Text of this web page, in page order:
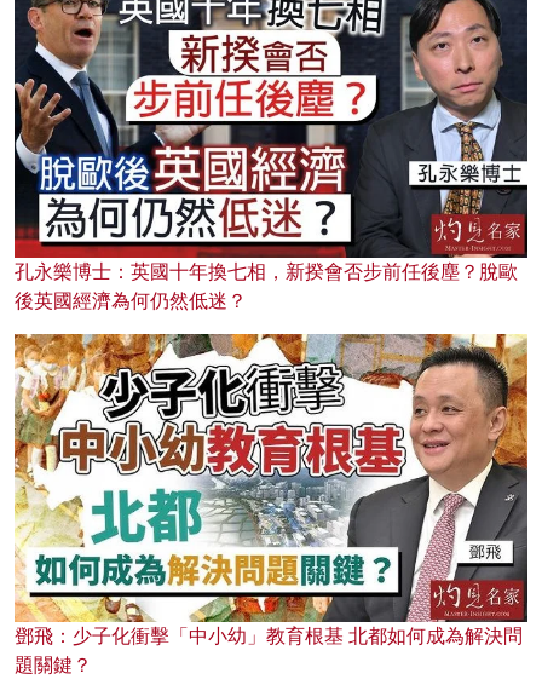
孔永樂博士：英國十年換七相，新揆會否步前任後塵？脫歐
後英國經濟為何仍然低迷？
鄧飛：少子化衝擊「中小幼」教育根基 北都如何成為解決問
題關鍵？